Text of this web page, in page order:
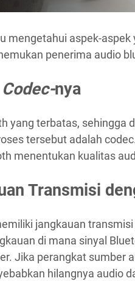
mengetahui aspek-
penerima audio
Codec-nya
yang terbatas, sehingga
tersebut adalah
menentukan kualitas
Transmisi
jangkauan
di mana sinyal
Jika perangkat sumber
hilangnya audio